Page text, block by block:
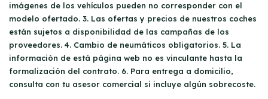
imágenes de los vehículos pueden no corresponder con el
modelo ofertado. 3. Las ofertas y precios de nuestros coches
están sujetos a disponibilidad de las campañas de los
proveedores. 4. Cambio de neumáticos obligatorios. 5. La
información de está página web no es vinculante hasta la
formalización del contrato. 6. Para entrega a domicilio,
consulta con tu asesor comercial si incluye algún sobrecoste.